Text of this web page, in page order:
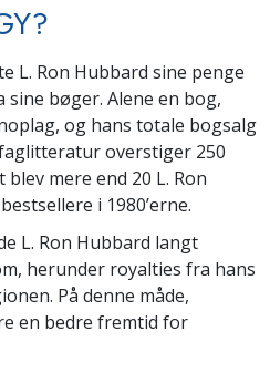
L. Ron Hubbard sine penge
bøger. Alene en bog,
og hans totale bogsalg
overstiger 250
mere end 20 L. Ron
i 1980’erne.
L. Ron Hubbard langt
herunder royalties fra hans
På denne måde,
en bedre fremtid for